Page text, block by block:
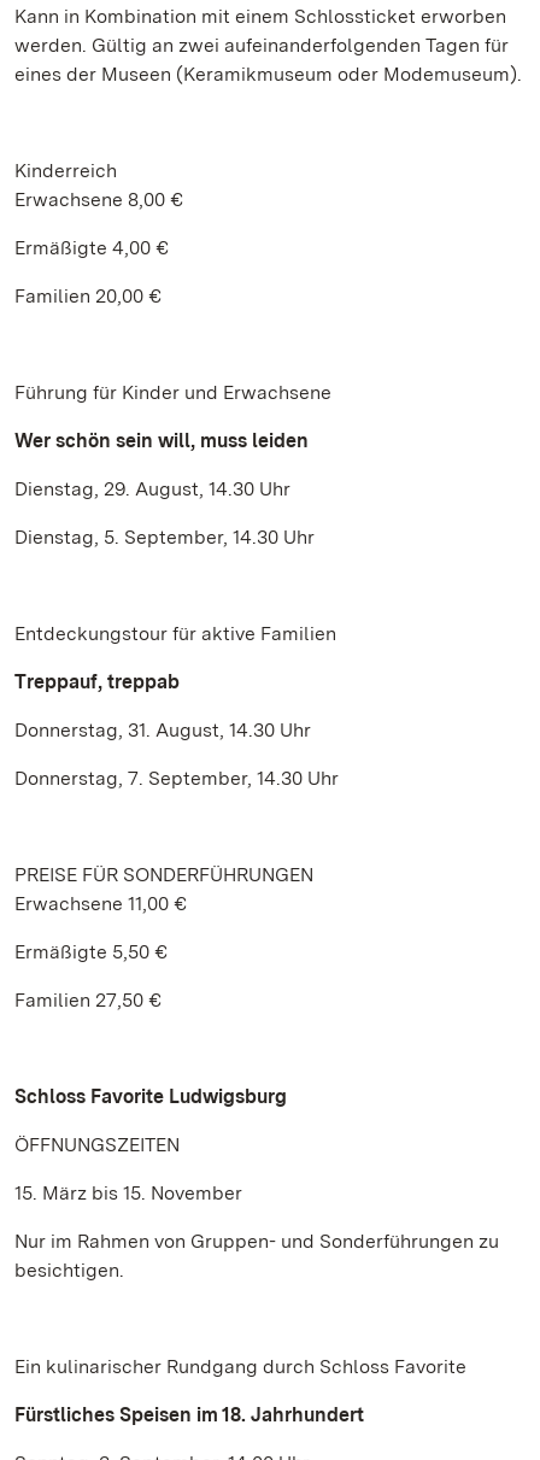
Kann in Kombination mit einem Schlossticket erworben
werden. Gültig an zwei aufeinanderfolgenden Tagen für
eines der Museen (Keramikmuseum oder Modemuseum).
Kinderreich
Erwachsene 8,00 €
Ermäßigte 4,00 €
Familien 20,00 €
Führung für Kinder und Erwachsene
Wer schön sein will, muss leiden
Dienstag, 29. August, 14.30 Uhr
Dienstag, 5. September, 14.30 Uhr
Entdeckungstour für aktive Familien
Treppauf, treppab
Donnerstag, 31. August, 14.30 Uhr
Donnerstag, 7. September, 14.30 Uhr
PREISE FÜR SONDERFÜHRUNGEN
Erwachsene 11,00 €
Ermäßigte 5,50 €
Familien 27,50 €
Schloss Favorite Ludwigsburg
ÖFFNUNGSZEITEN
15. März bis 15. November
Nur im Rahmen von Gruppen- und Sonderführungen zu
besichtigen.
Ein kulinarischer Rundgang durch Schloss Favorite
Fürstliches Speisen im 18. Jahrhundert